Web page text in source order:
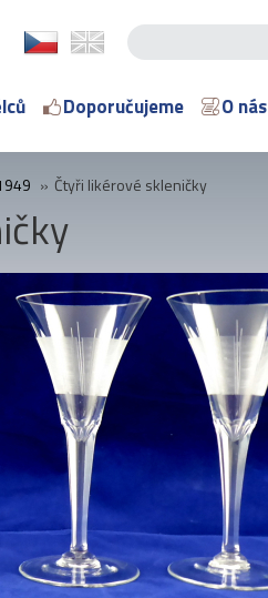
Doporučujeme O nás
» Čtyři likérové skleničky